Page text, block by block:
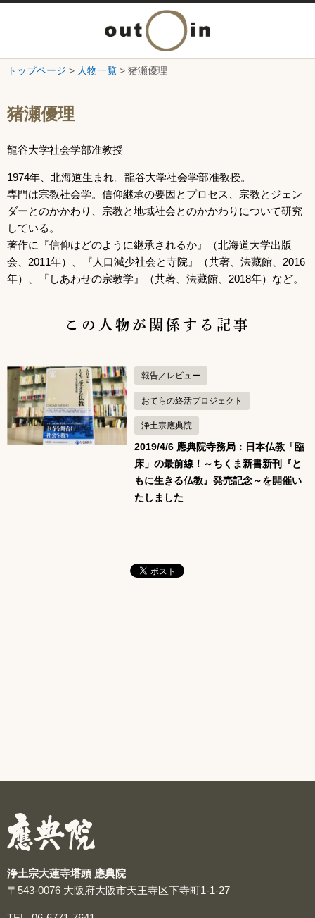
本文へ
ニ
ュ
ー
を
開
く
トップページ > 人物一覧 > 猪瀬優理
猪瀬優理
龍谷大学社会学部准教授
1974年、北海道生まれ。龍谷大学社会学部准教授。
専門は宗教社会学。信仰継承の要因とプロセス、宗教とジェン
ダーとのかかわり、宗教と地域社会とのかかわりについて研究
している。
著作に『信仰はどのように継承されるか』（北海道大学出版
会、2011年）、『人口減少社会と寺院』（共著、法藏館、2016
年）、『しあわせの宗教学』（共著、法藏館、2018年）など。
この人物が関係する記事
報告／レビュー
おてらの終活プロジェクト
浄土宗應典院
2019/4/6 應典院寺務局：日本仏教「臨
床」の最前線！～ちくま新書新刊『と
もに生きる仏教』発売記念～を開催い
たしました
浄土宗大蓮寺塔頭 應典院
〒543-0076 大阪府大阪市天王寺区下寺町1-1-27